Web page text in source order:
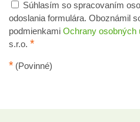
Súhlasím so spracovaním
odoslania formulára. Oboznámil
podmienkami Ochrany osobných
s.r.o. *
* (Povinné)